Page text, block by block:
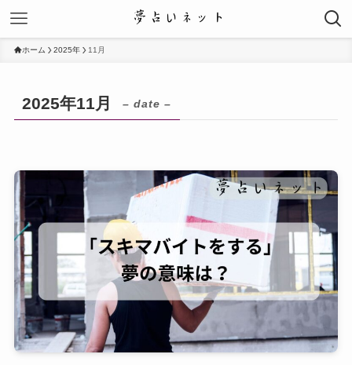
ホーム 2025年 11月
2025年11月 – date –